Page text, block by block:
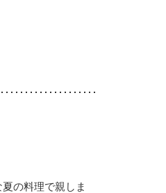
の料理で親しま